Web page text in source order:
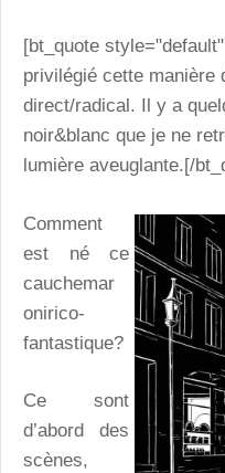
[bt_quote
privilégié cette manière
direct/radical. Il y a
noir&blanc que je ne
lumière aveuglante.[/
Comment
est né ce
cauchemar
onirico-
fantastique?
Ce sont
d’abord des
scènes,